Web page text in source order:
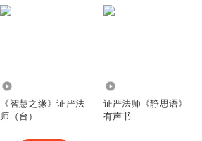
《智慧之缘》证严法
师（台）
证严法师《静思语》
有声书